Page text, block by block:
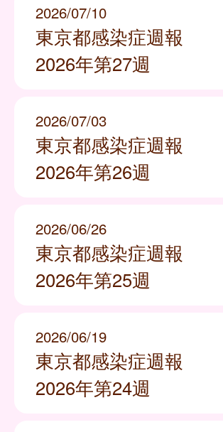
2026/07/10
東京都感染症週報
2026年第27週
2026/07/03
東京都感染症週報
2026年第26週
2026/06/26
東京都感染症週報
2026年第25週
2026/06/19
東京都感染症週報
2026年第24週